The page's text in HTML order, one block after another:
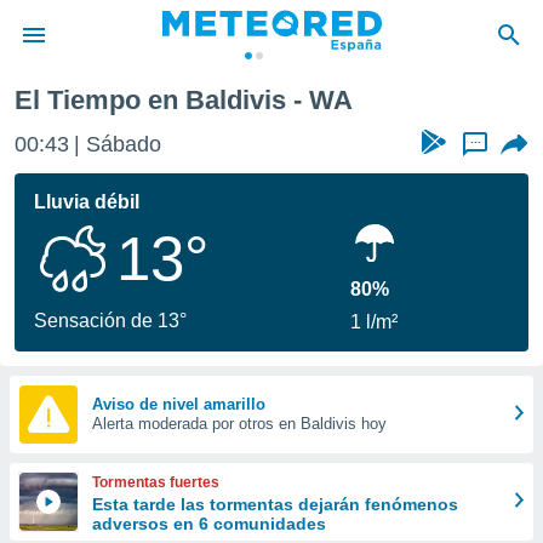
de
por
se
calidad.
a este
las
y
forma
digital
basada
El Tiempo en Baldivis - WA
00:43 Sábado ...
Lluvia débil
13°
Sensación de 13°
80%
1 l/m²
Aviso de nivel amarillo
Alerta moderada por otros en Baldivis hoy
Tormentas fuertes
Esta tarde las tormentas dejarán fenómenos
adversos en 6 comunidades